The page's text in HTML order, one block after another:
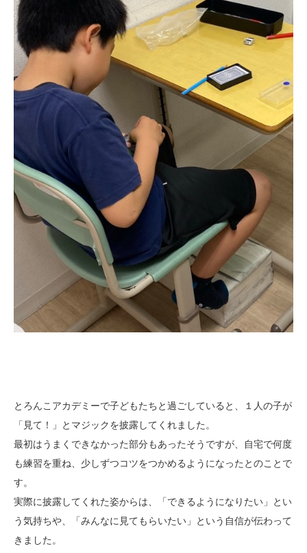
とろんこアカデミーで子どもたちと過ごしていると、１人の子が
「見て！」とマジックを披露してくれました。
最初はうまくできなかった部分もあったそうですが、自宅で何度
も練習を重ね、少しずつコツをつかめるようになったとのことで
す。
実際に披露してくれた姿からは、「できるようになりたい」とい
う気持ちや、「みんなに見てもらいたい」という自信が伝わって
きました。